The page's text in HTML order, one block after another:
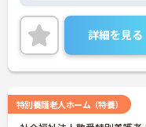
詳細を見る
特別養護老人ホーム（特養）